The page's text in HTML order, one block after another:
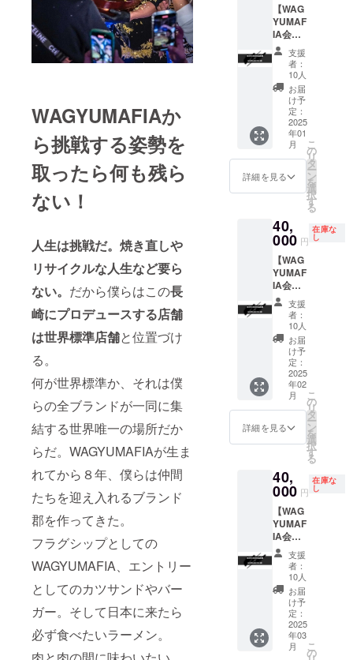
WAGYUMAFIAか
ら挑戦する姿勢を
取ったら何も残ら
ない！
人生は挑戦だ。焼き直しや
リサイクルな人生など要ら
ない。 だから僕らはこの長
崎にプロデュースする店舗
は世界標準店舗と位置づけ
る。
何が世界標準か、それは僕
らの全ブランドが一同に集
結する世界唯一の場所だか
らだ。WAGYUMAFIAが生ま
れてから８年、僕らは仲間
たちを迎え入れるブランド
郡を作ってきた。
フラグシップとしての
WAGYUMAFIA、エントリー
としてのカツサンドやバー
ガー。そして日本に来たら
必ず食べたいラーメン。
す。
店舗の
営業日
に準じ
ます。
※支援プ
ランの
譲渡は
不可で
す。
りま
す。
※12名様
迄ご利
用頂け
ます。
※メッ
セージ
機能に
てご利
用の日
程を調
整させ
て頂き
※有効期
年12月
末日ま
利用い
ただけ
る日は
店舗の
営業日
に準じ
ます。
※支援プ
ランの
譲渡は
不可で
す。
【WAG
YUMAF
IA会員
権
+ULTR
NICHE
著者浜
田、堀
江サイ
ン入
り】
WAGYU
MAFIA
全世界
会員
権。
ULTRA
NICHE
著者浜
田、堀
江サイ
ン入り1
員権の
お渡し
はご本
人様へ
のお渡
しのみ
になり
ます。
WAGYU
MAFIA
初回ご
予約時
のお食
事の際
にお渡
し致し
ます。
※WAGY
UMAFI
A会員専
Facebo
支援
者：
10人
お届
け予
定：
2025
年01
月
詳細を見る
こ
の
リ
タ
ー
ン
を
選
択
す
る
40,
000 円
在庫な
し
【WAG
YUMAF
IA会員
権
+ULTR
NICHE
著者浜
田、堀
江サイ
ン入
り】
WAGYU
MAFIA
全世界
会員
権。
ULTRA
NICHE
著者浜
田、堀
江サイ
ン入り1
員権の
お渡し
はご本
人様へ
のお渡
しのみ
支援
者：
10人
お届
け予
定：
2025
年02
月
詳細を見る
こ
の
リ
タ
ー
ン
を
選
択
す
る
40,
000 円
在庫な
し
【WAG
YUMAF
IA会員
権
+ULTR
NICHE
著者浜
田、堀
江サイ
ン入
り】
支援
者：
10人
お届
け予
定：
2025
年03
月
こ
の